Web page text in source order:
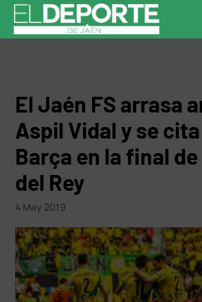
El Jaén FS arrasa
Aspil Vidal y se
Barça en la final de
del Rey
4 May 2019